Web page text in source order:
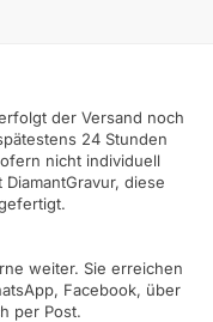
der Versand noch
24 Stunden
nicht individuell
diese
weiter. Sie erreichen
Facebook, über
per Post.